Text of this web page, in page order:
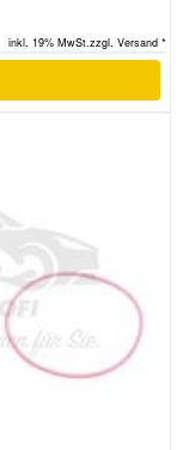
inkl. 19% MwSt.zzgl. Versand *